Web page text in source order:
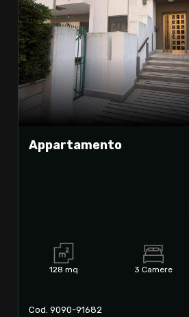
Appartamento
128 mq 3 Camere
Cod. 9090-91682